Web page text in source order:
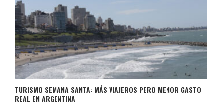
TURISMO SEMANA SANTA: MÁS VIAJEROS PERO MENOR GASTO
REAL EN ARGENTINA